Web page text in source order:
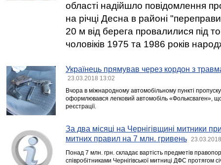
області надійшло повідомлення
на річці Десна в районі
20 м від берега провалилися під
чоловіків 1975 та 1986 років
Українець прямував через кордон з
23.03.2018 13:02
Вчора в міжнародному автомобільному пункті
оформлювався легковий автомобіль «Фольксваген»,
реєстрації.
За два місяці на Чернігівщині митники
митних правил на 7 млн. гривень
Понад 7 млн. грн. складає вартість предметів
співробітниками Чернігівської митниці ДФС протягом